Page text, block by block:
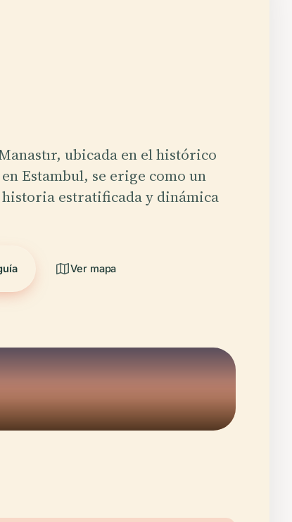
ubicada en el histórico
Estambul, se erige como un
estratificada y dinámica
Ver mapa